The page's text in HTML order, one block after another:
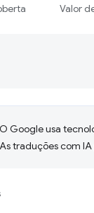
Valor
O Google usa
traduções com